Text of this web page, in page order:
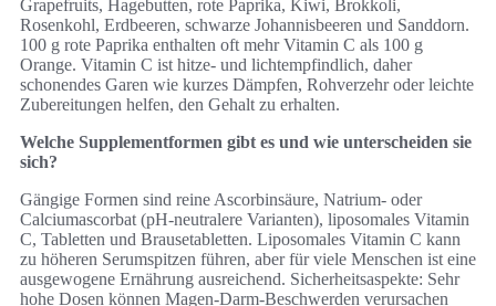
Grapefruits, Hagebutten, rote Paprika, Kiwi, Brokkoli,
Rosenkohl, Erdbeeren, schwarze Johannisbeeren und Sanddorn.
100 g rote Paprika enthalten oft mehr Vitamin C als 100 g
Orange. Vitamin C ist hitze‑ und lichtempfindlich, daher
schonendes Garen wie kurzes Dämpfen, Rohverzehr oder leichte
Zubereitungen helfen, den Gehalt zu erhalten.
Welche Supplementformen gibt es und wie unterscheiden sie
sich?
Gängige Formen sind reine Ascorbinsäure, Natrium‑ oder
Calciumascorbat (pH‑neutralere Varianten), liposomales Vitamin
C, Tabletten und Brausetabletten. Liposomales Vitamin C kann
zu höheren Serumspitzen führen, aber für viele Menschen ist eine
ausgewogene Ernährung ausreichend. Sicherheitsaspekte: Sehr
hohe Dosen können Magen‑Darm‑Beschwerden verursachen